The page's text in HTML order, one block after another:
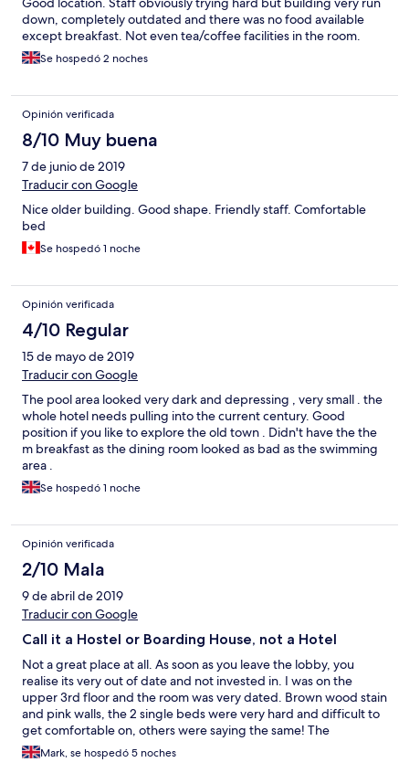
down, completely outdated and there was no food available
except breakfast. Not even tea/coffee facilities in the room.
Se hospedó 2 noches
Opinión verificada
8/10 Muy buena
7 de junio de 2019
Traducir con Google
Nice older building. Good shape. Friendly staff. Comfortable
bed
Se hospedó 1 noche
Opinión verificada
4/10 Regular
15 de mayo de 2019
Traducir con Google
The pool area looked very dark and depressing , very small . the
whole hotel needs pulling into the current century. Good
position if you like to explore the old town . Didn't have the the
m breakfast as the dining room looked as bad as the swimming
area .
Se hospedó 1 noche
Opinión verificada
2/10 Mala
9 de abril de 2019
Traducir con Google
Call it a Hostel or Boarding House, not a Hotel
Not a great place at all. As soon as you leave the lobby, you
realise its very out of date and not invested in. I was on the
upper 3rd floor and the room was very dated. Brown wood stain
and pink walls, the 2 single beds were very hard and difficult to
get comfortable on, others were saying the same! The
bathroom was very small, better to get undressed in the
bedroom as there wasn't enough room. The shower was a
Mark, se hospedó 5 noches